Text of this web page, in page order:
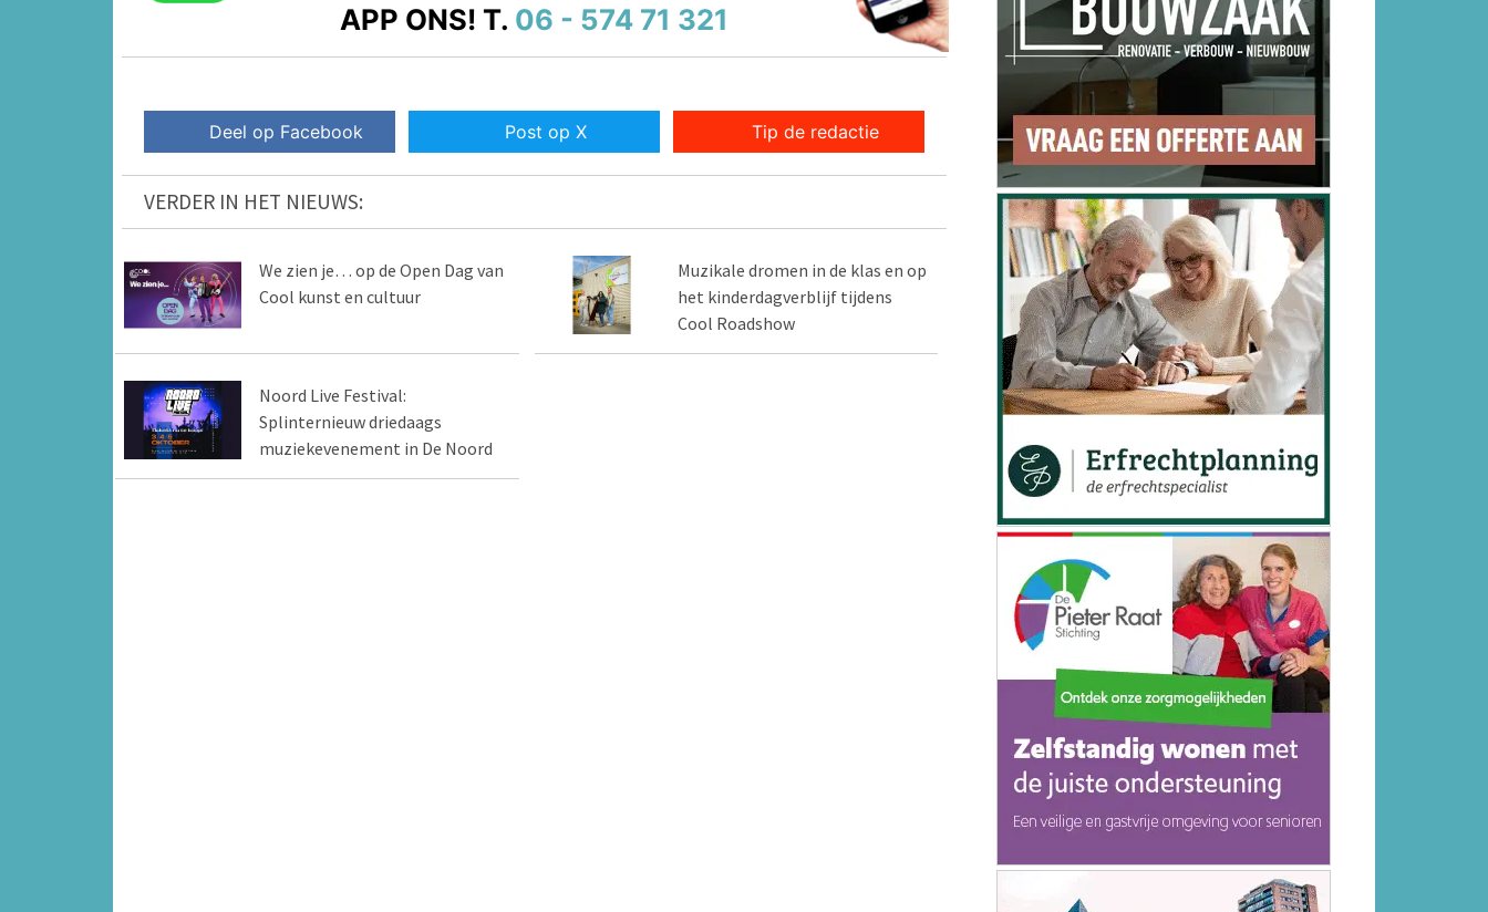
APP ONS! T. 06 - 574 71 321
Deel op Facebook Post op X Tip de redactie
VERDER IN HET NIEUWS:
We zien je… op de Open Dag van
Cool kunst en cultuur
Muzikale dromen in de klas en op
het kinderdagverblijf tijdens
Cool Roadshow
Noord Live Festival:
Splinternieuw driedaags
muziekevenement in De Noord